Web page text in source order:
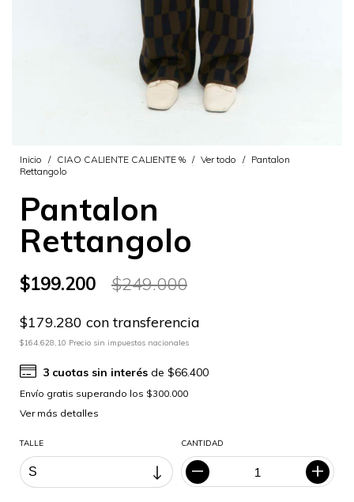
Inicio / CIAO CALIENTE CALIENTE % / Ver todo / Pantalon
Rettangolo
Pantalon
Rettangolo
$199.200 $249.000
$179.280 con transferencia
$164.628,10 Precio sin impuestos nacionales
3cuotas sin interésde $66.400
Ver más detalles
TALLE CANTIDAD